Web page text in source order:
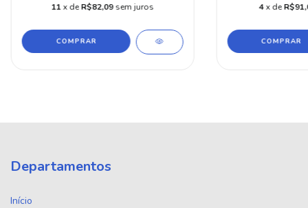
11x deR$82,09sem juros
COMPRAR
4x de
COMPRAR
Departamentos
Início